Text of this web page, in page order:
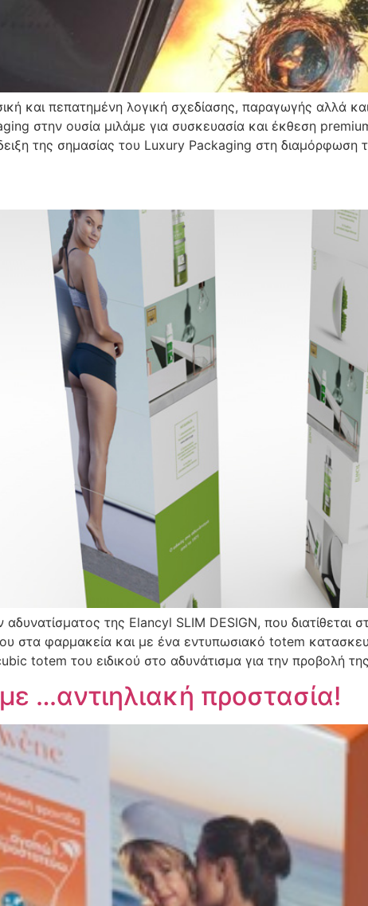
και πεπατημένη λογική σχεδίασης, παραγωγής αλλά
στην ουσία μιλάμε για συσκευασία και έκθεση
της σημασίας του Luxury Packaging στη
της Elancyl SLIM DESIGN, που διατίθεται
στα φαρμακεία και με ένα εντυπωσιακό totem
totem του ειδικού στο αδυνάτισμα για την προβολή
…αντιηλιακή προστασία!